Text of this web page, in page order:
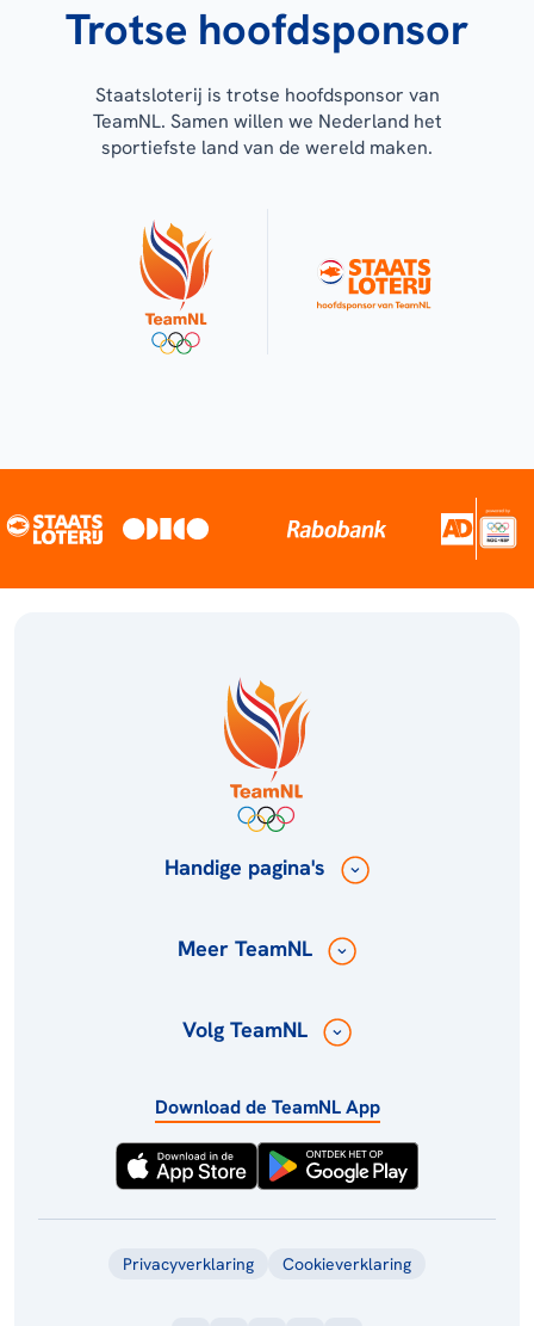
Trotse hoofdsponsor
Staatsloterij is trotse hoofdsponsor van
TeamNL. Samen willen we Nederland het
sportiefste land van de wereld maken.
Handige pagina's
Meer TeamNL
Volg TeamNL
Download de TeamNL App
Privacyverklaring Cookieverklaring